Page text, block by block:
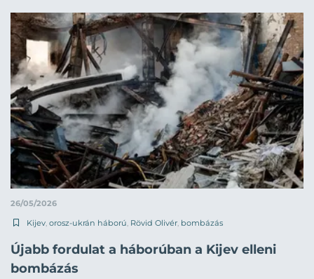
26/05/2026
Kijev, orosz-ukrán háború, Rövid Olivér, bombázás
Újabb fordulat a háborúban a Kijev elleni
bombázás